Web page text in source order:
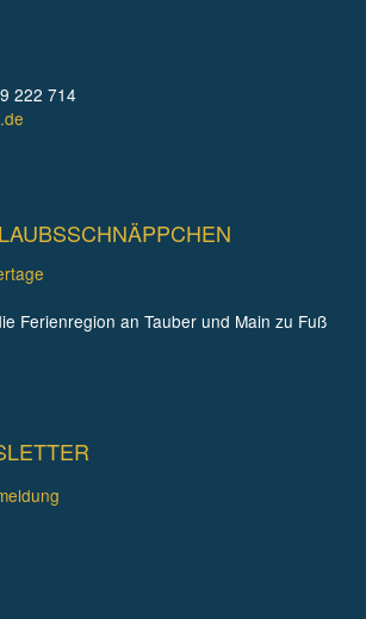
222 714
Ferienregion an Tauber und Main zu Fuß